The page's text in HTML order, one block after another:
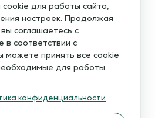
trenera.ru
для работы сайта,
настроек. Продолжая
соглашаетесь с
в соответствии с
принять все cookie
для работы
конфиденциальности